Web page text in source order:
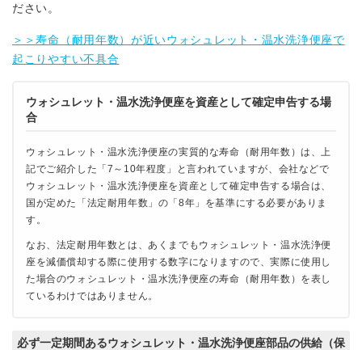
ださい。
＞＞寿命（耐用年数）が近いウォシュレット・温水洗浄便座で
起こりやすい不具合
ウォシュレット・温水洗浄便座を資産として確定申告する場
合
ウォシュレット・温水洗浄便座の実質的な寿命（耐用年数）は、上
記でご紹介した「7～10年程度」と言われていますが、会社などで
ウォシュレット・温水洗浄便座を資産として確定申告する場合は、
国が定めた「法定耐用年数」の「8年」を基準にする必要がありま
す。
なお、法定耐用年数とは、あくまでもウォシュレット・温水洗浄便
座を減価償却する際に使用する数字になりますので、実際に使用し
た場合のウォシュレット・温水洗浄便座の寿命（耐用年数）を表し
ているわけではありません。
必ず一定期間あるウォシュレット・温水洗浄便座部品の供給（保